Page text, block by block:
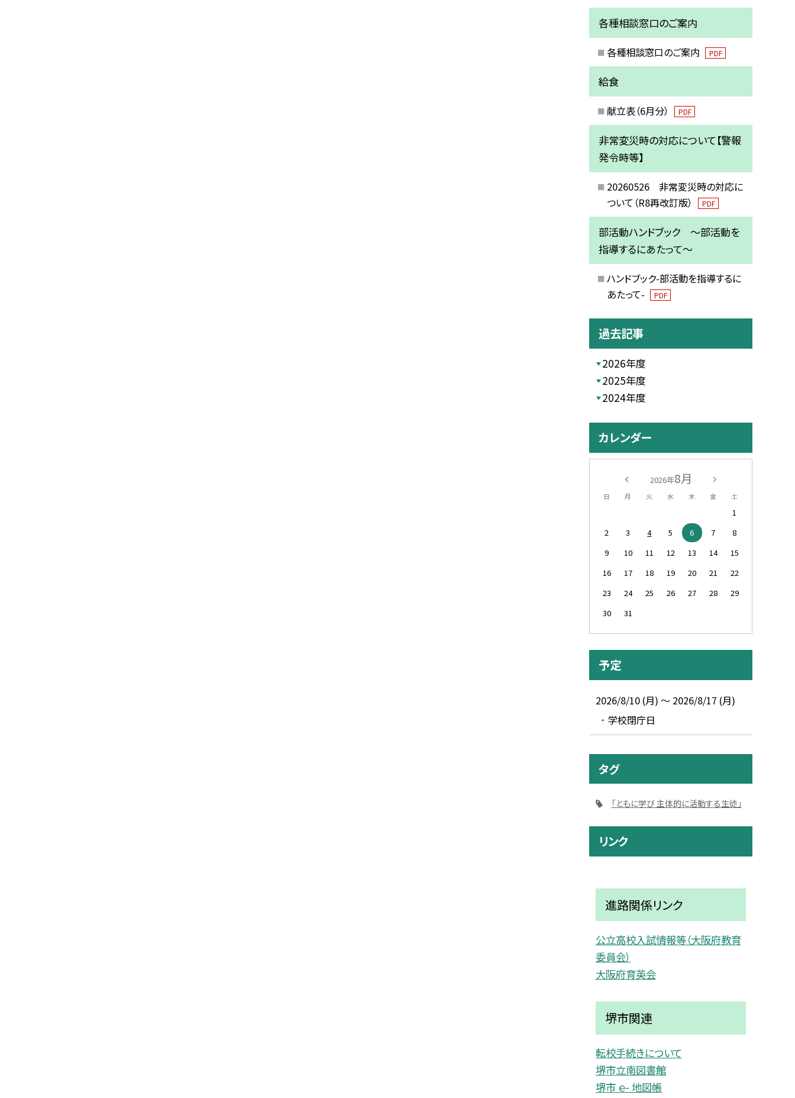
各種相談窓口のご案内
各種相談窓口のご案内 PDF
給食
献立表（6月分） PDF
非常変災時の対応について【警報
発令時等】
20260526 非常変災時の対応に
ついて（R8再改訂版）
PDF
部活動ハンドブック ～部活動を
指導するにあたって～
ハンドブック-部活動を指導するに
あたって-
PDF
過去記事
2026年度
2025年度
2024年度
カレンダー
2026年8月
日 月 火 水 木 金 土
1
2
3 4 5 6 7
8
9
10 11 12 13 14
15
16
17 18 19 20 21
22
23
24 25 26 27 28
29
30
31
予定
2026/8/10 (月) ～ 2026/8/17 (月)
学校閉庁日
タグ
「ともに学び 主体的に活動する生徒」
リンク
進路関係リンク
公立高校入試情報等（大阪府教育
委員会）
大阪府育英会
堺市関連
転校手続きについて
堺市立南図書館
堺市 ｅ- 地図帳